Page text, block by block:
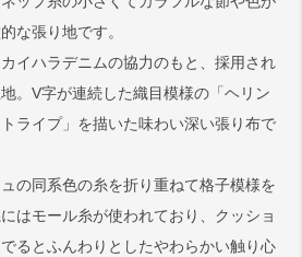
な張り地です。
イハラデニムの協力のもと、採用され
。V字が連続した織目模様の「ヘリン
ライプ」を描いた味わい深い張り布で
の同系色の糸を折り重ねて格子模様を
はモール糸が使われており、クッショ
るとふんわりとしたやわらかい触り心